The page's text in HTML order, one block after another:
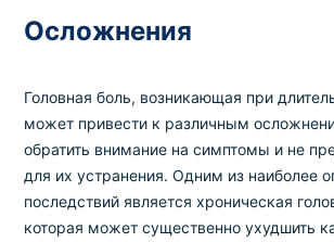
Осложнения
Головная боль, возникающая при
может привести к различным
обратить внимание на симптомы и не
для их устранения. Одним из наиболее
последствий является хроническая
которая может существенно ухудшить